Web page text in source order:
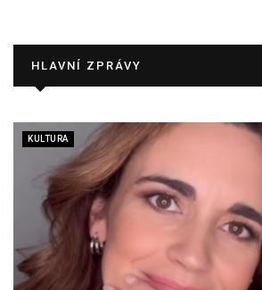
HLAVNÍ ZPRÁVY
KULTURA